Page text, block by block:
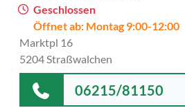
Geschlossen
Öffnet ab: Montag 9:00-12:00
Marktpl 16
5204 Straßwalchen
06215/81150